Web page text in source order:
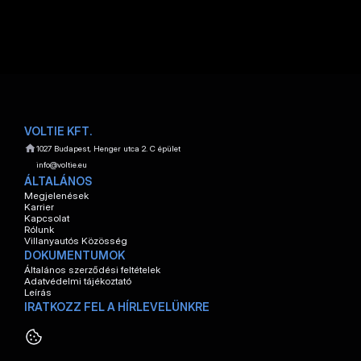
VOLTIE KFT.
1027 Budapest, Henger utca 2. C épület
info@voltie.eu
ÁLTALÁNOS
Megjelenések
Karrier
Kapcsolat
Rólunk
Villanyautós Közösség
DOKUMENTUMOK
Általános szerződési feltételek
Adatvédelmi tájékoztató
Leírás
IRATKOZZ FEL A HÍRLEVELÜNKRE